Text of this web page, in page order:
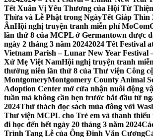
Tết Xuân Vị Yêu Thương của Hội Từ
Thừa và Lễ Phật trong NgàyTết Giáp Thìn
ÂnHội nghị truyện tranh miễn phí
lần thứ 8 của MCPL ở Germantown được
ngày 2 tháng 3 năm 20242024 Tết Festival
Vietnam Parish – Lunar New Year Festival
Xứ Mẹ Việt NamHội nghị truyện tranh
thường niên lần thứ 8 của Thư viện Công
MontgomeryMontgomery County Animal
Adoption Center mở cửa nhận nuôi động
tuần mà không cần hẹn trước bắt đầu từ
2024Thử thách đọc sách mùa đông với
Thư viện MCPL cho Trẻ em và thanh
đi học đến hết ngày 20 tháng 3 năm 2024
Trình Tang Lễ của Ông Đinh Văn Cương